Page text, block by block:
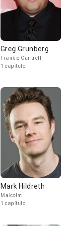
Greg Grunberg
Frankie Cantrell
1 capítulo
Mark Hildreth
Malcolm
1 capítulo